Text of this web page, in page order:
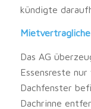
kündigte
Das AG
Essensreste
Dachfenster
Dachrinne